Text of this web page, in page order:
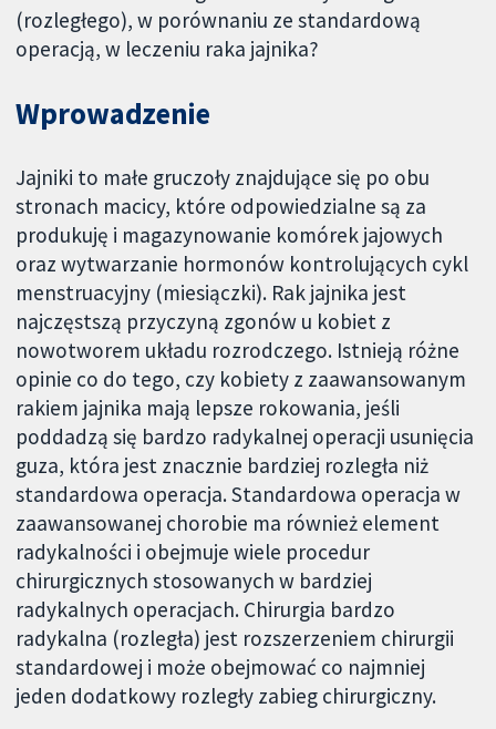
(rozległego), w porównaniu ze standardową
operacją, w leczeniu raka jajnika?
Wprowadzenie
Jajniki to małe gruczoły znajdujące się po obu
stronach macicy, które odpowiedzialne są za
produkuję i magazynowanie komórek jajowych
oraz wytwarzanie hormonów kontrolujących cykl
menstruacyjny (miesiączki). Rak jajnika jest
najczęstszą przyczyną zgonów u kobiet z
nowotworem układu rozrodczego. Istnieją różne
opinie co do tego, czy kobiety z zaawansowanym
rakiem jajnika mają lepsze rokowania, jeśli
poddadzą się bardzo radykalnej operacji usunięcia
guza, która jest znacznie bardziej rozległa niż
standardowa operacja. Standardowa operacja w
zaawansowanej chorobie ma również element
radykalności i obejmuje wiele procedur
chirurgicznych stosowanych w bardziej
radykalnych operacjach. Chirurgia bardzo
radykalna (rozległa) jest rozszerzeniem chirurgii
standardowej i może obejmować co najmniej
jeden dodatkowy rozległy zabieg chirurgiczny.